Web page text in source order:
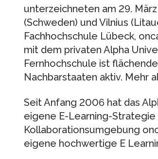
unterzeichneten am 29.
(Schweden) und Vilnius
Fachhochschule Lübeck,
mit dem privaten Alpha
Fernhochschule ist
Nachbarstaaten aktiv. Mehr
Seit Anfang 2006 hat das
eigene E-Learning-
Kollaborationsumgebung
eigene hochwertige E